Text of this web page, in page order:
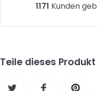
1171 Kunden
Teile dieses Produkt